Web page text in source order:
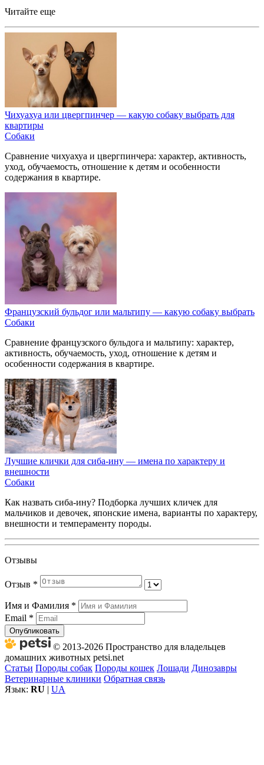
Читайте еще
Чихуахуа или цвергпинчер — какую собаку выбрать для
квартиры
Собаки
Сравнение чихуахуа и цвергпинчера: характер, активность,
уход, обучаемость, отношение к детям и особенности
содержания в квартире.
Французский бульдог или мальтипу — какую собаку выбрать
Собаки
Сравнение французского бульдога и мальтипу: характер,
активность, обучаемость, уход, отношение к детям и
особенности содержания в квартире.
Лучшие клички для сиба-ину — имена по характеру и
внешности
Собаки
Как назвать сиба-ину? Подборка лучших кличек для
мальчиков и девочек, японские имена, варианты по характеру,
внешности и темпераменту породы.
Отзывы
Отзыв *
Имя и Фамилия *
Email *
Опубликовать
© 2013-2026 Пространство для владельцев
домашних животных petsi.net
Статьи Породы собак Породы кошек Лошади Динозавры
Ветеринарные клиники Обратная связь
Язык: RU | UA